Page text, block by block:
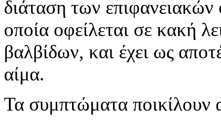
διάταση των
οποία οφείλεται σε κακή
βαλβίδων, και έχει ως
αίμα.
Τα συμπτώματα ποικίλουν